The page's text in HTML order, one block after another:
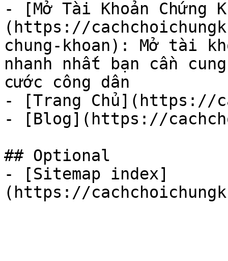
- [Mở Tài Khoản Chứng
(https://
chung-khoan): Mở tài
nhanh nhất bạn cần
cước công dân
- [Trang Chủ](https://
- [Blog](https://
## Optional
- [Sitemap index]